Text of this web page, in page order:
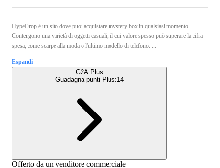
HypeDrop è un sito dove puoi acquistare mystery box in qualsiasi momento.
Contengono una varietà di oggetti casuali, il cui valore spesso può superare la cifra
spesa, come scarpe alla moda o l'ultimo modello di telefono. ...
Espandi
G2A Plus
Guadagna punti Plus:14
Offerto da un venditore commerciale